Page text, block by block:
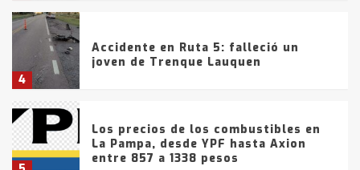
4
Accidente en Ruta 5: falleció un
joven de Trenque Lauquen
Los precios de los combustibles en
La Pampa, desde YPF hasta Axion
entre 857 a 1338 pesos